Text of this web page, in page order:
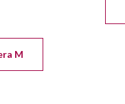
M